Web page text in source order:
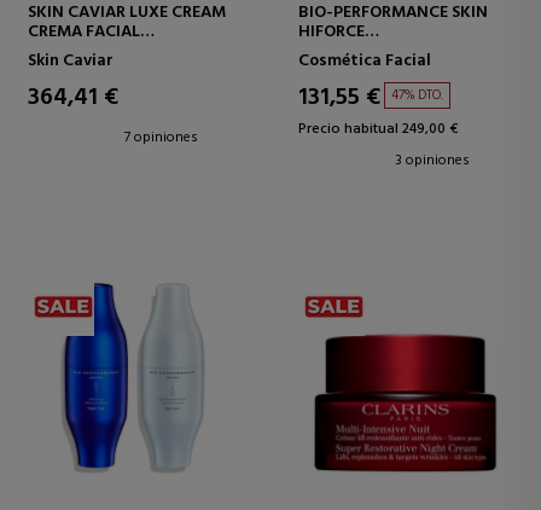
SKIN CAVIAR LUXE CREAM
CREMA FACIAL
REAFIRMANTE
Skin Caviar
364,41 €
7 opiniones
BIO-PERFORMANCE SKIN
HIFORCE
CREMA REJUVENECEDORA
ALTA EFICACIA
Cosmética Facial
131,55 € 47% DTO.
Precio habitual 249,00 €
3 opiniones